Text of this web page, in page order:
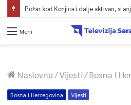
Požar kod Konjica i dalje aktivan,
Meni
Naslovna/Vijesti/Bosna I
Bosna i Hercegovina Vijesti